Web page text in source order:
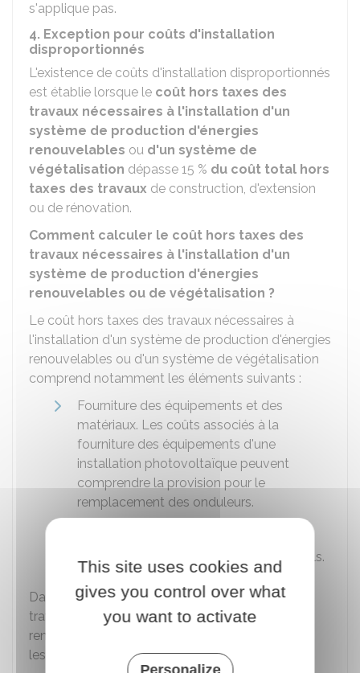
s'applique pas.
4. Exception pour coûts d'installation
disproportionnés
L'existence de coûts d'installation disproportionnés
est établie lorsque le coût hors taxes des
travaux nécessaires à l'installation d'un
système de production d'énergies
renouvelables ou d'un système de
végétalisation dépasse 15 % du coût total hors
taxes des travaux de construction, d'extension
ou de rénovation.
Comment calculer le coût hors taxes des
travaux nécessaires à l'installation d'un
système de production d'énergies
renouvelables ou de végétalisation ?
Le coût hors taxes des travaux nécessaires à
l'installation d'un système de production d'énergies
renouvelables ou d'un système de végétalisation
comprend notamment les éléments suivants :
Fourniture des équipements et des
matériaux. Les coûts associés à la
fourniture des équipements d'une
installation photovoltaïque peuvent
comprendre la provision pour le
remplacement des onduleurs.
Réalisation des raccordements éventuels.
Dans le cas d'un bâtiment existant, lorsque les
travaux ne sont pas initialement prévus et sont
rendus nécessaires par l'installation du système,
les coûts suivants peuvent être pris en compte :
This site uses cookies and
gives you control over what
you want to activate
Personalize